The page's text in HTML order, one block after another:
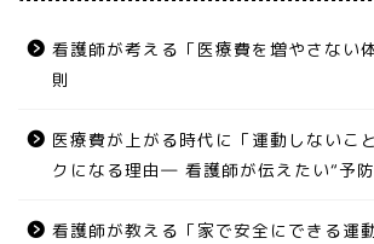
看護師が考える「医療費を増やさない
則
医療費が上がる時代に「運動しないこ
クになる理由― 看護師が伝えたい“予
看護師が教える「家で安全にできる運